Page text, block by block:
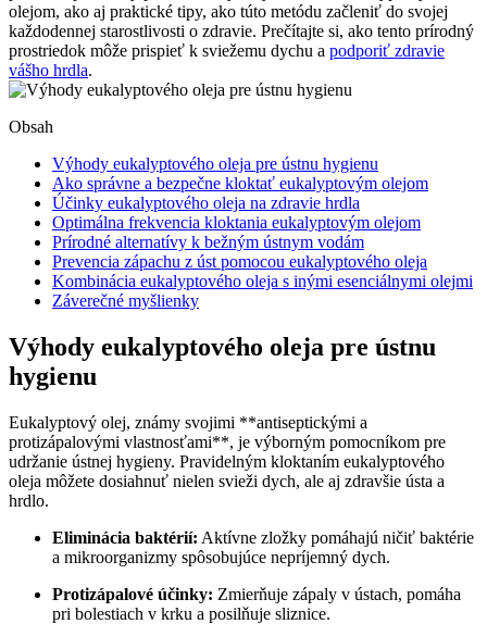
olejom, ako aj praktické tipy, ako túto metódu začleniť do svojej
každodennej starostlivosti o zdravie. Prečítajte si, ako tento prírodný
prostriedok môže prispieť k sviežemu dychu a podporiť zdravie
vášho hrdla.
Obsah
Výhody eukalyptového oleja pre ústnu hygienu
Ako správne a bezpečne kloktať eukalyptovým olejom
Účinky eukalyptového oleja na zdravie hrdla
Optimálna frekvencia kloktania eukalyptovým olejom
Prírodné alternatívy k bežným ústnym vodám
Prevencia zápachu z úst pomocou eukalyptového oleja
Kombinácia eukalyptového oleja s inými esenciálnymi olejmi
Záverečné myšlienky
Výhody eukalyptového oleja pre ústnu
hygienu
Eukalyptový olej, známy svojimi **antiseptickými a
protizápalovými vlastnosťami**, je výborným pomocníkom pre
udržanie ústnej hygieny. Pravidelným kloktaním eukalyptového
oleja môžete dosiahnuť nielen svieži dych, ale aj zdravšie ústa a
hrdlo.
Eliminácia baktérií: Aktívne zložky pomáhajú ničiť baktérie
a mikroorganizmy spôsobujúce nepríjemný dych.
Protizápalové účinky: Zmierňuje zápaly v ústach, pomáha
pri bolestiach v krku a posilňuje sliznice.